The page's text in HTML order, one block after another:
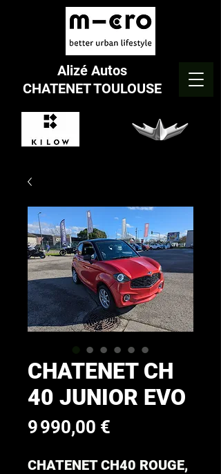
Alizé Autos
CHATENET TOULOUSE
CHATENET CH
40 JUNIOR EVO
9 990,00 €
CHATENET CH40 ROUGE,